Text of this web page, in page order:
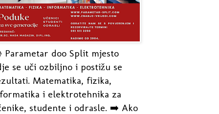
Parametar doo Split mjesto
se uči ozbiljno i postižu se
Matematika, fizika,
i elektrotehnika za
studente i odrasle. ➡️ Ako